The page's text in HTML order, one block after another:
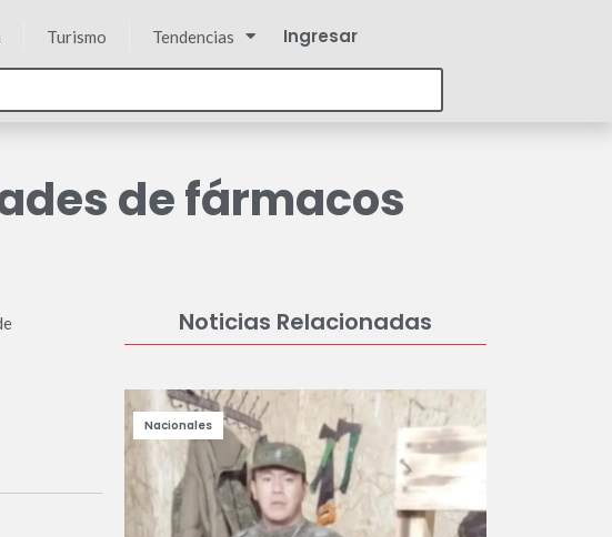
Turismo Tendencias Ingresar
de fármacos
Noticias Relacionadas
Nacionales